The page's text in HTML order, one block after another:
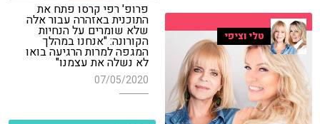
פרופ' רפי קרסו פתח את
התוכנית באזהרה עבור אלה
שלא שומרים על הנחיות
הקורונה: "אנחנו במהלך
המגפה למרות הרגיעה בואו
לא נשלה את עצמנו"
07/05/2020
טלי וציפי